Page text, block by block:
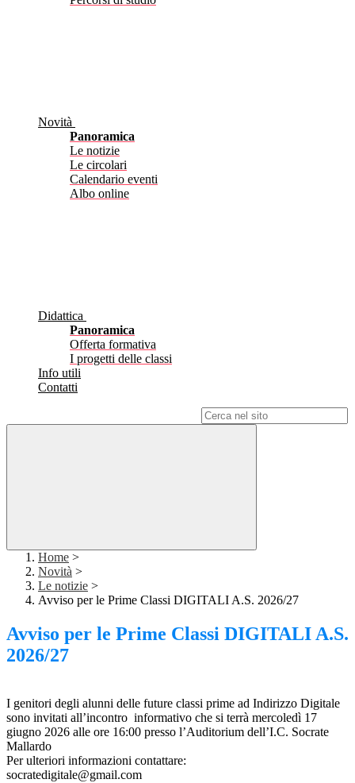
Novità
Panoramica
Le notizie
Le circolari
Calendario eventi
Albo online
Didattica
Panoramica
Offerta formativa
I progetti delle classi
Info utili
Contatti
Home >
Novità >
Le notizie >
Avviso per le Prime Classi DIGITALI A.S. 2026/27
Avviso per le Prime Classi DIGITALI A.S.
2026/27
I genitori degli alunni delle future classi prime ad Indirizzo Digitale
sono invitati all’incontro informativo che si terrà mercoledì 17
giugno 2026 alle ore 16:00 presso l’Auditorium dell’I.C. Socrate
Mallardo
Per ulteriori informazioni contattare:
socratedigitale@gmail.com